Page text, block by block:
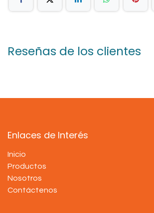
Reseñas de los clientes
Enlaces de Interés
Inicio
Productos
Nosotros
Contáctenos